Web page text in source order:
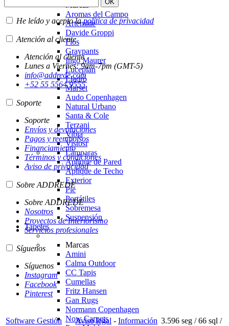
Marcas
Aromas del Campo
Artemide
Davide Groppi
Flos
Graypants
Ingo Maurer
Luceplan
Lladró
Marset
Audo Copenhagen
Natural Urbano
Santa & Cole
Terzani
Vibia
Vistosi
Lámparas
Aplique de Pared
Aplique de Techo
Exterior
Pie
Portátiles
Sobremesa
Suspensión
Tapetes
Marcas
Amini
Calma Outdoor
CC Tapis
Cumellas
Fritz Hansen
Gan Rugs
Normann Copenhagen
Now Carpets
He leído y acepto lapolítica de privacidad
Atención al cliente
Atención al cliente
Lunes a Viernes: 9am-7pm (GMT-5)
info@addrede.com
+52 55 5564 9555
Soporte
Soporte
Envíos y devoluciones
Pagos y reembolsos
Financiamiento
Términos y condiciones
Aviso de privacidad
Sobre ADDREDE
Sobre ADDREDE
Nosotros
Proyectos de Interiorismo
Servicios profesionales
Síguenos
Síguenos
Instagram
Facebook
Pinterest
Software Gestión
Aviso legal - Información 3.596 seg /66 sql /